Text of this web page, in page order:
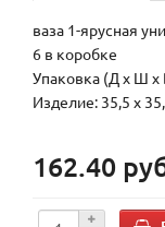
ваза 1-ярусная
6 в коробке
Упаковка (Д х Ш х
Изделие: 35,5 x
162.40